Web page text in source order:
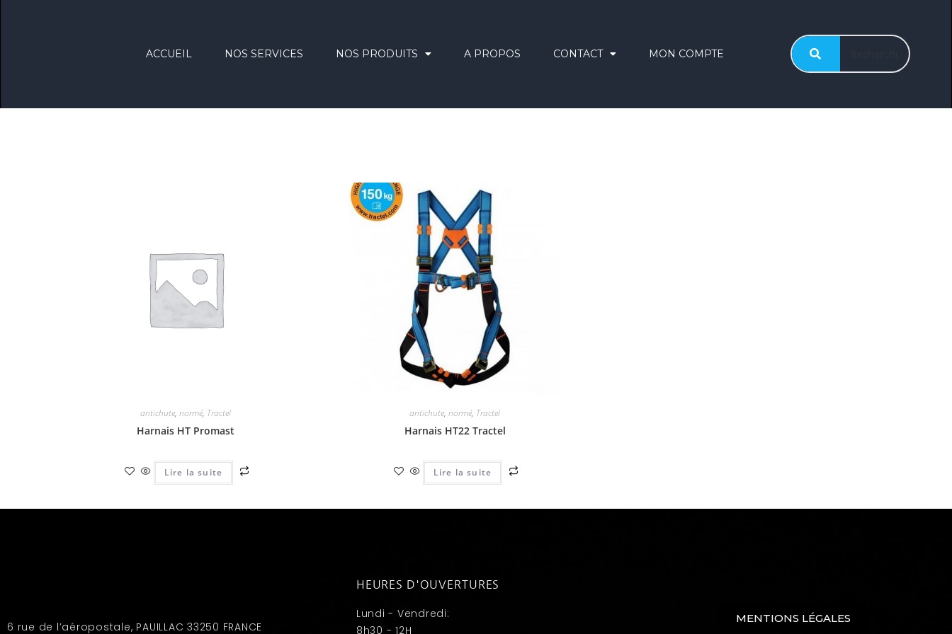
ACCUEIL NOS SERVICES NOS PRODUITS A PROPOS CONTACT MON COMPTE
antichute, normé, Tractel
Harnais HT Promast
Lire la suite
antichute, normé, Tractel
Harnais HT22 Tractel
Lire la suite
6 rue de l’aéropostale, PAUILLAC 33250 FRANCE
HEURES D'OUVERTURES
Lundi - Vendredi:
8h30 - 12H
MENTIONS LÉGALES